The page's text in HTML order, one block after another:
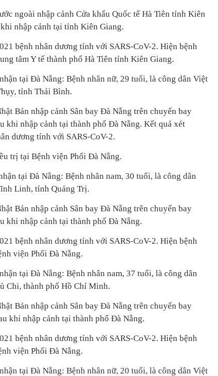
ngoài nhập cảnh Cửa khẩu Quốc tế Hà Tiên tỉnh Kiên
nhập cảnh tại tỉnh Kiên Giang.
bệnh nhân dương tính với SARS-CoV-2. Hiện bệnh
tâm Y tế thành phố Hà Tiên tỉnh Kiên Giang.
tại Đà Nẵng: Bệnh nhân nữ, 29 tuổi, là công dân Việt
tỉnh Thái Bình.
Bản nhập cảnh Sân bay Đà Nẵng trên chuyến bay
khi nhập cảnh tại thành phố Đà Nẵng. Kết quả xét
dương tính với SARS-CoV-2.
trị tại Bệnh viện Phổi Đà Nẵng.
tại Đà Nẵng: Bệnh nhân nam, 30 tuổi, là công dân
Linh, tỉnh Quảng Trị.
Bản nhập cảnh Sân bay Đà Nẵng trên chuyến bay
khi nhập cảnh tại thành phố Đà Nẵng.
bệnh nhân dương tính với SARS-CoV-2. Hiện bệnh
viện Phổi Đà Nẵng.
tại Đà Nẵng: Bệnh nhân nam, 37 tuổi, là công dân
Chi, thành phố Hồ Chí Minh.
Bản nhập cảnh Sân bay Đà Nẵng trên chuyến bay
khi nhập cảnh tại thành phố Đà Nẵng.
bệnh nhân dương tính với SARS-CoV-2. Hiện bệnh
viện Phổi Đà Nẵng.
tại Đà Nẵng: Bệnh nhân nữ, 20 tuổi, là công dân Việt